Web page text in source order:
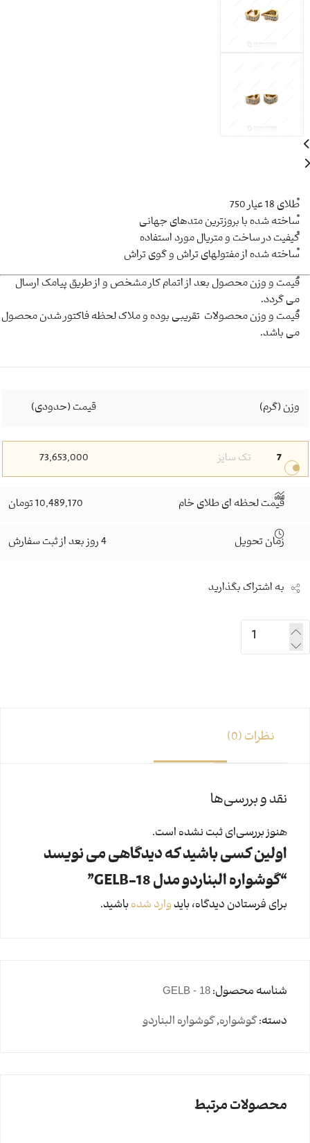
طلای 18 عیار 750
ساخته شده با بروزترین متدهای جهانی
کیفیت در ساخت و متریال مورد استفاده
ساخته شده از مفتولهای تراش و گوی تراش
قیمت و وزن محصول بعد از اتمام کار مشخص و از طریق پیامک ارسال
می گردد.
قیمت و وزن محصولات تقریبی بوده و ملاک لحظه فاکتور شدن محصول
می باشد.
وزن (گرم) قیمت (حدودی)
7 تک سایز 73,653,000
قیمت لحظه ای طلای خام 10,489,170 تومان
زمان تحویل 4 روز بعد از ثبت سفارش
به اشتراک بگذارید
نظرات (0)
نقد و بررسی‌ها
هنوز بررسی‌ای ثبت نشده است.
اولین کسی باشید که دیدگاهی می نویسد
“گوشواره البناردو مدل GELB-18”
برای فرستادن دیدگاه، بایدوارد شده باشید.
شناسه محصول: GELB - 18
دسته:گوشواره,گوشواره البناردو
محصولات مرتبط